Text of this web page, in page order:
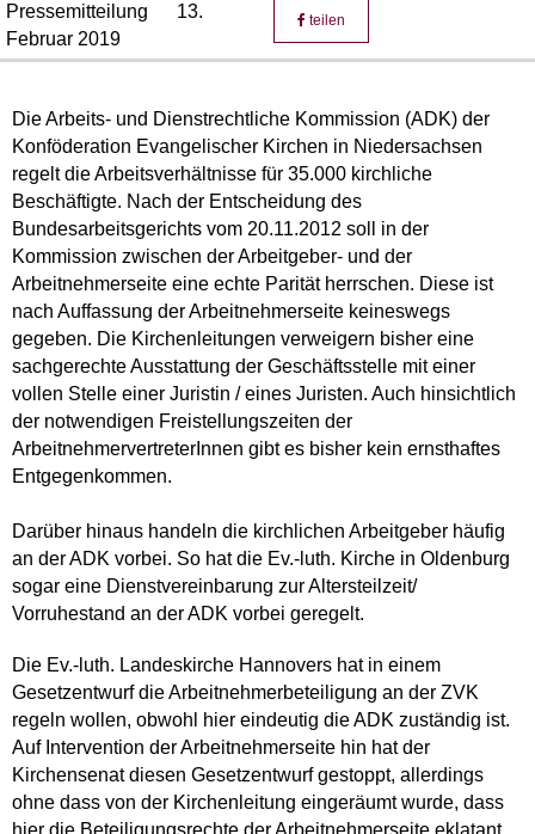
Pressemitteilung
13.
Februar 2019
teilen
Die Arbeits- und Dienstrechtliche Kommission (ADK) der
Konföderation Evangelischer Kirchen in Niedersachsen
regelt die Arbeitsverhältnisse für 35.000 kirchliche
Beschäftigte. Nach der Entscheidung des
Bundesarbeitsgerichts vom 20.11.2012 soll in der
Kommission zwischen der Arbeitgeber- und der
Arbeitnehmerseite eine echte Parität herrschen. Diese ist
nach Auffassung der Arbeitnehmerseite keineswegs
gegeben. Die Kirchenleitungen verweigern bisher eine
sachgerechte Ausstattung der Geschäftsstelle mit einer
vollen Stelle einer Juristin / eines Juristen. Auch hinsichtlich
der notwendigen Freistellungszeiten der
ArbeitnehmervertreterInnen gibt es bisher kein ernsthaftes
Entgegenkommen.
Darüber hinaus handeln die kirchlichen Arbeitgeber häufig
an der ADK vorbei. So hat die Ev.-luth. Kirche in Oldenburg
sogar eine Dienstvereinbarung zur Altersteilzeit/
Vorruhestand an der ADK vorbei geregelt.
Die Ev.-luth. Landeskirche Hannovers hat in einem
Gesetzentwurf die Arbeitnehmerbeteiligung an der ZVK
regeln wollen, obwohl hier eindeutig die ADK zuständig ist.
Auf Intervention der Arbeitnehmerseite hin hat der
Kirchensenat diesen Gesetzentwurf gestoppt, allerdings
ohne dass von der Kirchenleitung eingeräumt wurde, dass
hier die Beteiligungsrechte der Arbeitnehmerseite eklatant